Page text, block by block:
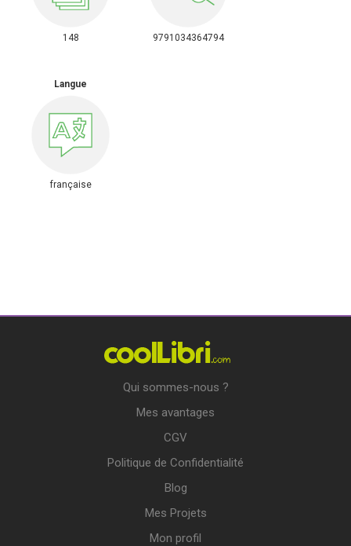
148 9791034364794
Langue
française
Qui sommes-nous ?
Mes avantages
CGV
Politique de Confidentialité
Blog
Mes Projets
Mon profil